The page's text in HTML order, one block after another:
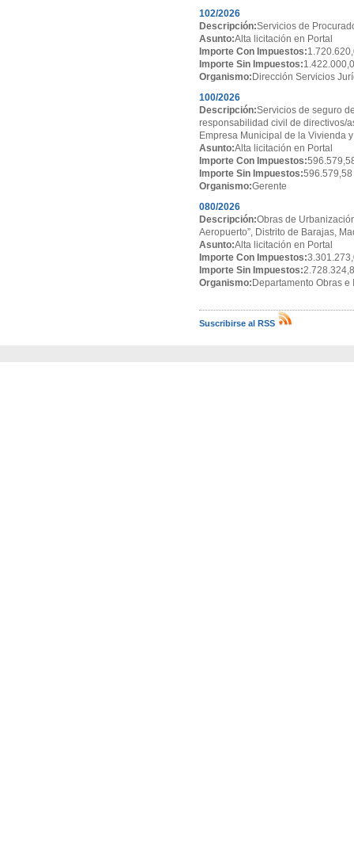
102/2026
Descripción:Servicios de
Asunto:Alta licitación en Portal
Importe Con Impuestos:
Importe Sin Impuestos:
Organismo: Dirección Servicios
100/2026
Descripción:Servicios de seguro
responsabilidad civil de directivos/
Empresa Municipal de la Vivienda
Asunto:Alta licitación en Portal
Importe Con Impuestos:
Importe Sin Impuestos:596.579,58
Organismo:Gerente
080/2026
Descripción:Obras de
Aeropuerto”, Distrito de Barajas,
Asunto:Alta licitación en Portal
Importe Con Impuestos:
Importe Sin Impuestos:
Organismo: Departamento Obras e
Suscribirse al RSS